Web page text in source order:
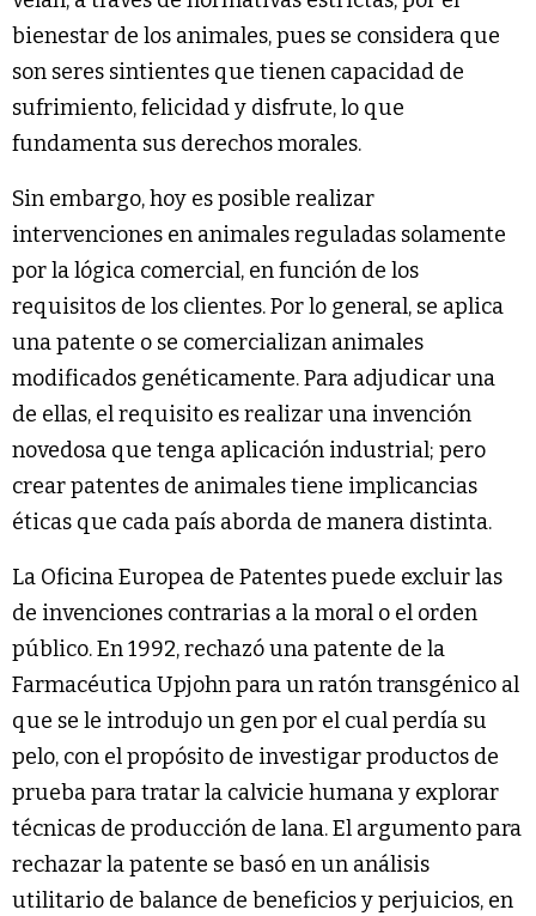
bienestar de los animales, pues se considera que
son seres sintientes que tienen capacidad de
sufrimiento, felicidad y disfrute, lo que
fundamenta sus derechos morales.
Sin embargo, hoy es posible realizar
intervenciones en animales reguladas solamente
por la lógica comercial, en función de los
requisitos de los clientes. Por lo general, se aplica
una patente o se comercializan animales
modificados genéticamente. Para adjudicar una
de ellas, el requisito es realizar una invención
novedosa que tenga aplicación industrial; pero
crear patentes de animales tiene implicancias
éticas que cada país aborda de manera distinta.
La Oficina Europea de Patentes puede excluir las
de invenciones contrarias a la moral o el orden
público. En 1992, rechazó una patente de la
Farmacéutica Upjohn para un ratón transgénico al
que se le introdujo un gen por el cual perdía su
pelo, con el propósito de investigar productos de
prueba para tratar la calvicie humana y explorar
técnicas de producción de lana. El argumento para
rechazar la patente se basó en un análisis
utilitario de balance de beneficios y perjuicios, en